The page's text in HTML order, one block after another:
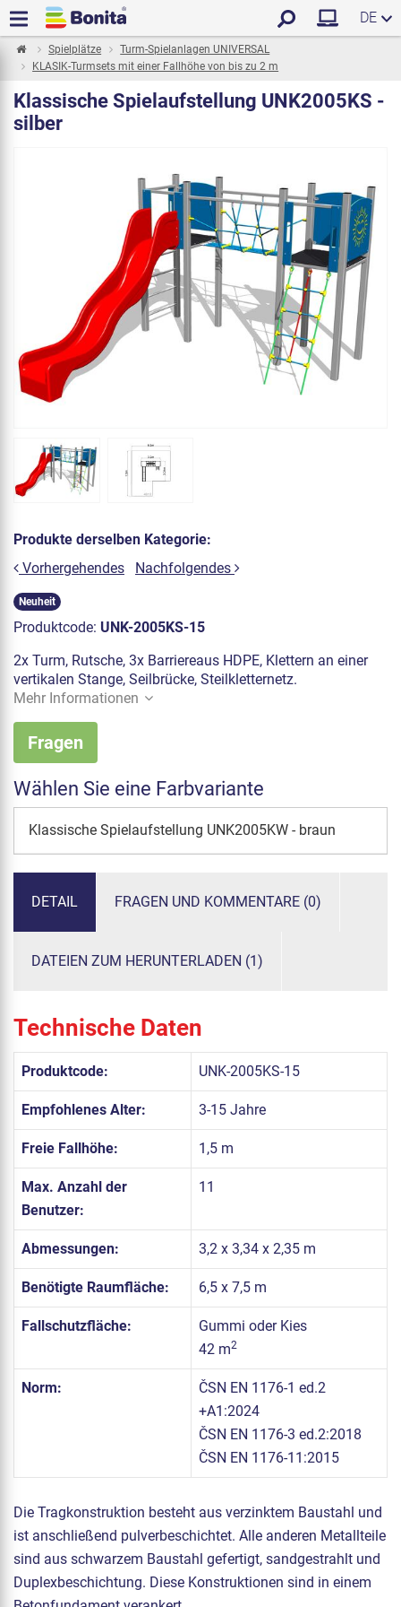
DE
Spielplätze
Turm-Spielanlagen UNIVERSAL
KLASIK-Turmsets mit einer Fallhöhe von bis zu 2 m
Klassische Spielaufstellung UNK2005KS -
silber
Produkte derselben Kategorie:
Vorhergehendes
Nachfolgendes
Neuheit
Produktcode: UNK-2005KS-15
2x Turm, Rutsche, 3x Barriereaus HDPE, Klettern an einer
vertikalen Stange, Seilbrücke, Steilkletternetz.
Mehr Informationen
Fragen
Wählen Sie eine Farbvariante
Klassische Spielaufstellung UNK2005KW - braun
DETAIL FRAGEN UND KOMMENTARE (0)
DATEIEN ZUM HERUNTERLADEN (1)
Technische Daten
Produktcode: UNK-2005KS-15
Empfohlenes Alter: 3-15 Jahre
Freie Fallhöhe: 1,5 m
Max. Anzahl der
Benutzer:
11
Abmessungen: 3,2 x 3,34 x 2,35 m
Benötigte Raumfläche: 6,5 x 7,5 m
Fallschutzfläche:
Gummi oder Kies
42 m2
Norm:
ČSN EN 1176-1 ed.2
+A1:2024
ČSN EN 1176-3 ed.2:2018
ČSN EN 1176-11:2015
Die Tragkonstruktion besteht aus verzinktem Baustahl und
ist anschließend pulverbeschichtet. Alle anderen Metallteile
sind aus schwarzem Baustahl gefertigt, sandgestrahlt und
Duplexbeschichtung. Diese Konstruktionen sind in einem